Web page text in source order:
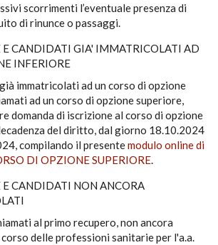
scorrimenti l’eventuale presenza di
di rinunce o passaggi.
CANDIDATI GIA' IMMATRICOLATI AD
INFERIORE
immatricolati ad un corso di opzione
ad un corso di opzione superiore,
domanda di iscrizione al corso di opzione
del diritto, dal giorno 18.10.2024
compilando il presentemodulo online di
DI OPZIONE SUPERIORE.
CANDIDATI NON ANCORA
al primo recupero, non ancora
delle professioni sanitarie per l'a.a.